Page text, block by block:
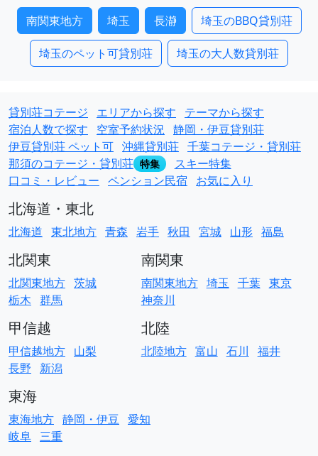
南関東地方 埼玉 長瀞 埼玉のBBQ貸別荘
埼玉のペット可貸別荘 埼玉の大人数貸別荘
貸別荘コテージ エリアから探す
テーマから探す
宿泊人数で探す
空室予約状況 静岡・伊豆貸別荘
伊豆貸別荘 ペット可 沖縄貸別荘 千葉コテージ・貸別荘
那須のコテージ・貸別荘 特集
スキー特集
口コミ・レビュー ペンション民宿 お気に入り
北海道・東北
北海道 東北地方 青森 岩手 秋田 宮城 山形 福島
北関東
北関東地方 茨城
栃木 群馬
南関東
南関東地方 埼玉 千葉 東京
神奈川
甲信越
甲信越地方 山梨
長野
新潟
北陸
北陸地方 富山 石川 福井
東海
東海地方 静岡・伊豆 愛知
岐阜 三重